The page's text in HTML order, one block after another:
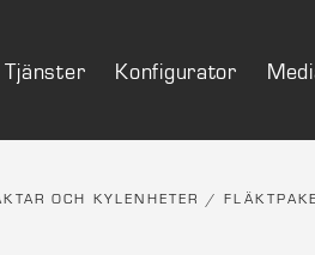
Tjänster Konfigurator
OCH KYLENHETER /